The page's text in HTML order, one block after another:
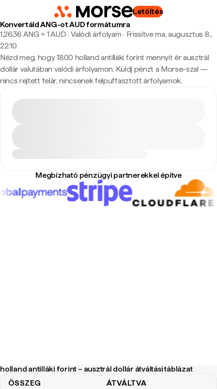
Letöltés
Konvertáld ANG-ot AUD formátumra
1,2636 ANG ≈ 1 AUD · Valódi árfolyam · Frissítve ma, augusztus 8.,
22:10
Nézd meg, hogy 1800 holland antilláki forint mennyit ér ausztrál
dollár valutában valódi árfolyamon. Küldj pénzt a Morse-szal —
nincs rejtett felár, nincsenek felpuffasztott árfolyamok.
Megbízható pénzügyi partnerekkel építve
holland antilláki forint – ausztrál dollár átváltási táblázat
ÖSSZEG ÁTVÁLTVA